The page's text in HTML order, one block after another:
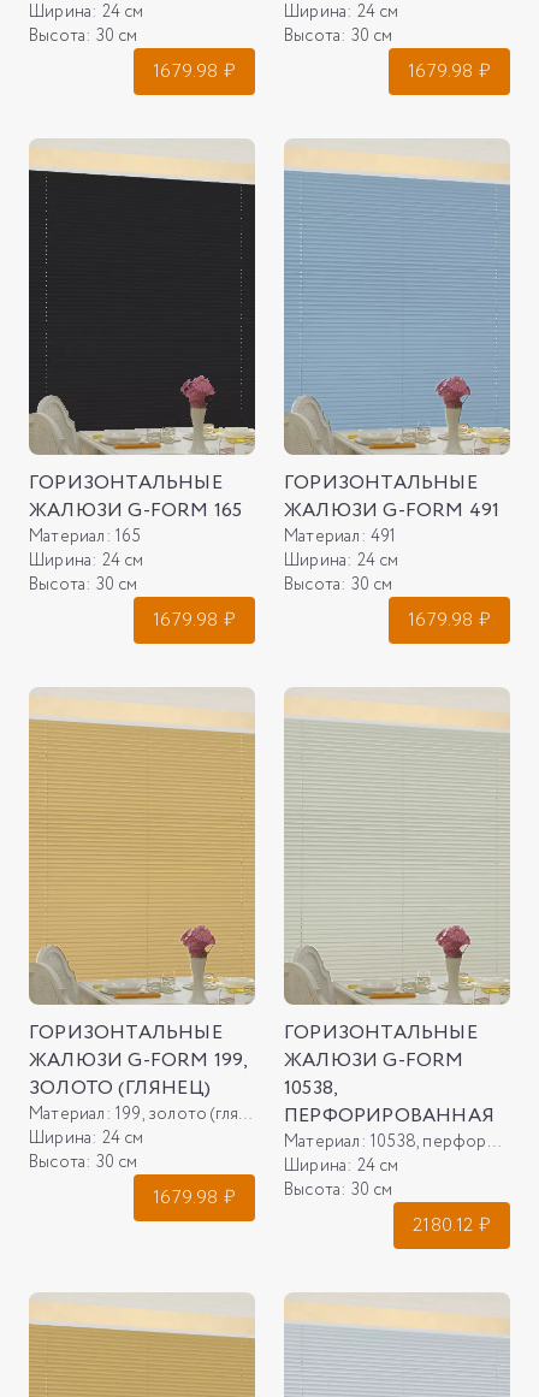
Ширина: 24 см
Высота: 30 см
1679.98 ₽
Ширина: 24 см
Высота: 30 см
1679.98 ₽
ГОРИЗОНТАЛЬНЫЕ
ЖАЛЮЗИ G-FORM 165
Материал: 165
Ширина: 24 см
Высота: 30 см
1679.98 ₽
ГОРИЗОНТАЛЬНЫЕ
ЖАЛЮЗИ G-FORM 491
Материал: 491
Ширина: 24 см
Высота: 30 см
1679.98 ₽
ГОРИЗОНТАЛЬНЫЕ
ЖАЛЮЗИ G-FORM 199,
ЗОЛОТО (ГЛЯНЕЦ)
Материал: 199, золото (глянец)
Ширина: 24 см
Высота: 30 см
1679.98 ₽
ГОРИЗОНТАЛЬНЫЕ
ЖАЛЮЗИ G-FORM
10538,
ПЕРФОРИРОВАННАЯ
Материал: 10538, перфорированная
Ширина: 24 см
Высота: 30 см
2180.12 ₽